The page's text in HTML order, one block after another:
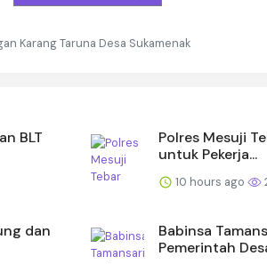
Karang Taruna Desa Sukamenak
BLT
Polres Mesuji
untuk Pekerja...
10 hours ago
dan
Babinsa
Pemerintah